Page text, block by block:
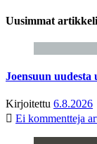
Uusimmat
Joensuun uudesta
Kirjoitettu 6.8.2026
Ei kommentteja